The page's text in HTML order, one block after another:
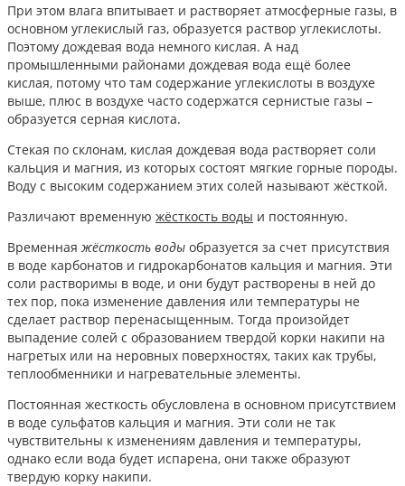
При этом влага впитывает и растворяет атмосферные газы, в
основном углекислый газ, образуется раствор углекислоты.
Поэтому дождевая вода немного кислая. А над
промышленными районами дождевая вода ещё более
кислая, потому что там содержание углекислоты в воздухе
выше, плюс в воздухе часто содержатся сернистые газы –
образуется серная кислота.
Стекая по склонам, кислая дождевая вода растворяет соли
кальция и магния, из которых состоят мягкие горные породы.
Воду с высоким содержанием этих солей называют жёсткой.
Различают временную жёсткость воды и постоянную.
Временная жёсткость воды образуется за счет присутствия
в воде карбонатов и гидрокарбонатов кальция и магния. Эти
соли растворимы в воде, и они будут растворены в ней до
тех пор, пока изменение давления или температуры не
сделает раствор перенасыщенным. Тогда произойдет
выпадение солей с образованием твердой корки накипи на
нагретых или на неровных поверхностях, таких как трубы,
теплообменники и нагревательные элементы.
Постоянная жесткость обусловлена в основном присутствием
в воде сульфатов кальция и магния. Эти соли не так
чувствительны к изменениям давления и температуры,
однако если вода будет испарена, они также образуют
твердую корку накипи.